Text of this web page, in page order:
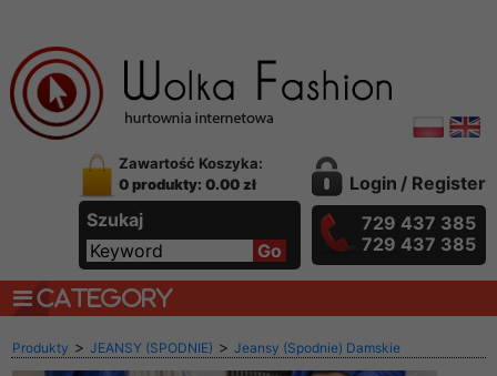
Zawartość Koszyka:
0 produkty: 0.00 zł
Szukaj
Login / Register
729 437 385
729 437 385
CATEGORY
Produkty > JEANSY (SPODNIE) > Jeansy (Spodnie) Damskie